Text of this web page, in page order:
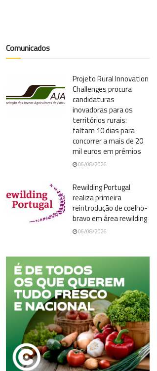
Comunicados
Projeto Rural Innovation
Challenges procura
candidaturas
inovadoras para os
territórios rurais:
faltam 10 dias para
concorrer a mais de 20
mil euros em prémios
06/08/2026
Rewilding Portugal
realiza primeira
reintrodução de coelho-
bravo em área rewilding
06/08/2026